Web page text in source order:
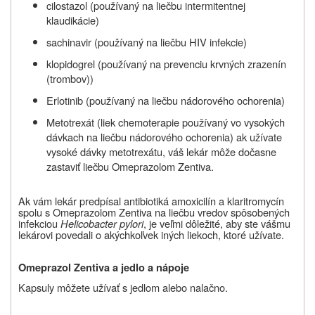
cilostazol (používaný na liečbu intermitentnej
klaudikácie)
sachinavir (používaný na liečbu HIV infekcie)
klopidogrel (používaný na prevenciu krvných zrazenín
(trombov))
Erlotinib (používaný na liečbu nádorového ochorenia)
Metotrexát (liek chemoterapie používaný vo vysokých
dávkach na liečbu nádorového ochorenia) ak užívate
vysoké dávky metotrexátu, váš lekár môže dočasne
zastaviť liečbu Omeprazolom Zentiva.
Ak vám lekár predpísal antibiotiká amoxicilín a klaritromycín
spolu s Omeprazolom Zentiva na liečbu vredov spôsobených
infekciou Helicobacter pylori, je veľmi dôležité, aby ste vášmu
lekárovi povedali o akýchkoľvek iných liekoch, ktoré užívate.
Omeprazol Zentiva a jedlo a nápoje
Kapsuly môžete užívať s jedlom alebo nalačno.